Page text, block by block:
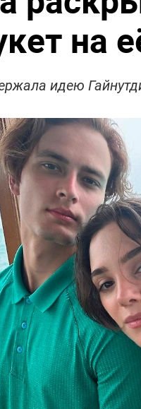
на
идею